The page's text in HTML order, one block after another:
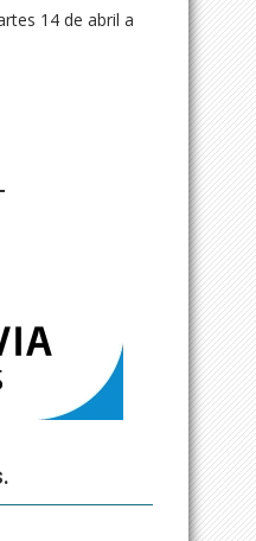
14 de abril a